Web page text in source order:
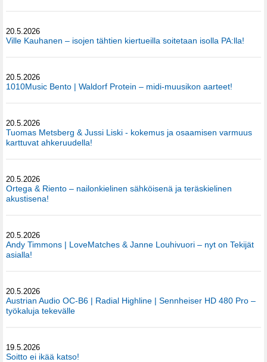
20.5.2026
Ville Kauhanen – isojen tähtien kiertueilla soitetaan isolla PA:lla!
20.5.2026
1010Music Bento | Waldorf Protein – midi-muusikon aarteet!
20.5.2026
Tuomas Metsberg & Jussi Liski - kokemus ja osaamisen varmuus
karttuvat ahkeruudella!
20.5.2026
Ortega & Riento – nailonkielinen sähköisenä ja teräskielinen
akustisena!
20.5.2026
Andy Timmons | LoveMatches & Janne Louhivuori – nyt on Tekijät
asialla!
20.5.2026
Austrian Audio OC-B6 | Radial Highline | Sennheiser HD 480 Pro –
työkaluja tekevälle
19.5.2026
Soitto ei ikää katso!